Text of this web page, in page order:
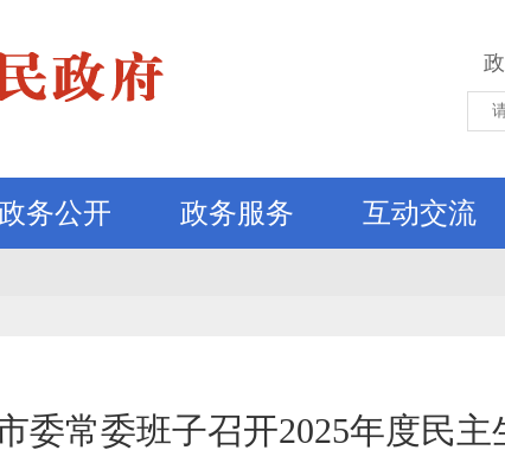
务公开 政务服务 互动交流
委常委班子召开2025年度民主